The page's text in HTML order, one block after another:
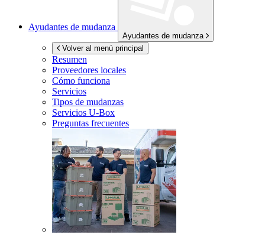
Ayudantes de mudanza
Ayudantes de mudanza
Volver al menú principal
Resumen
Proveedores locales
Cómo funciona
Servicios
Tipos de mudanzas
Servicios U-Box
Preguntas frecuentes